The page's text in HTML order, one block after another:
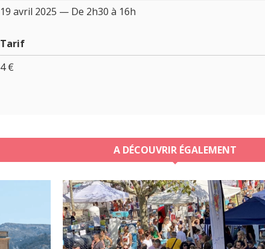
19 avril 2025 — De 2h30 à 16h
Tarif
4 €
A DÉCOUVRIR ÉGALEMENT